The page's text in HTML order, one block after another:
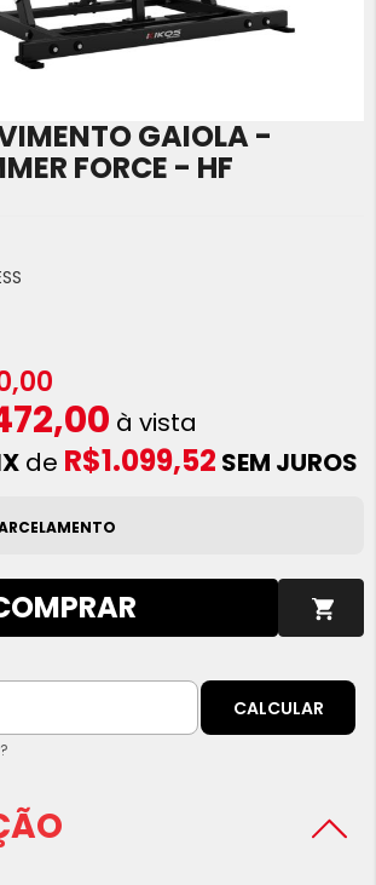
GAIOLA -
FORCE - HF
à vista
de R$1.099,52 SEM JUROS
CALCULAR